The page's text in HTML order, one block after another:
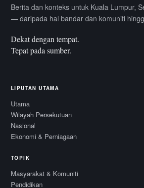
Berita dan konteks untuk Kuala Lumpur,
— daripada hal bandar dan komuniti
Dekat dengan tempat.
Tepat pada sumber.
LIPUTAN UTAMA
Utama
Wilayah Persekutuan
Nasional
Ekonomi & Perniagaan
TOPIK
Masyarakat & Komuniti
Pendidikan